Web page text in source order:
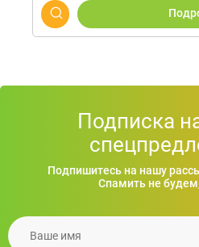
Рюкзак для ноутбука
Подписка
Подпишитесь на нашу
Спамить не